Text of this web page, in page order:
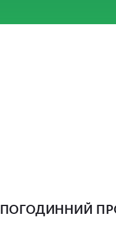
ПОГОДИННИЙ